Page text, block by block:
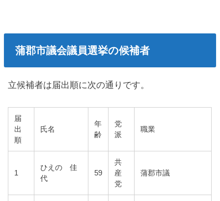
蒲郡市議会議員選挙の候補者
立候補者は届出順に次の通りです。
届
出
順
氏名
年
齢
党
派
職業
1
ひえの 佳
代
59
共
産
党
蒲郡市議